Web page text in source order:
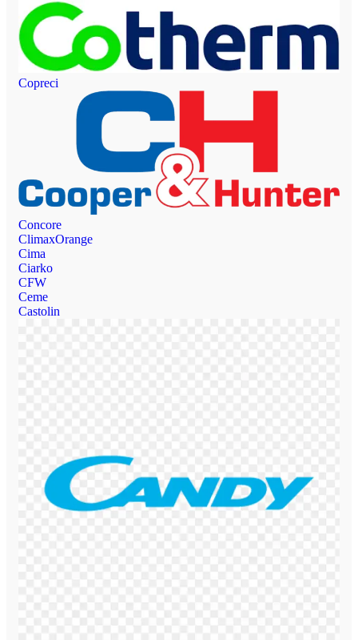
Copreci
Concore
ClimaxOrange
Cima
Ciarko
CFW
Ceme
Castolin